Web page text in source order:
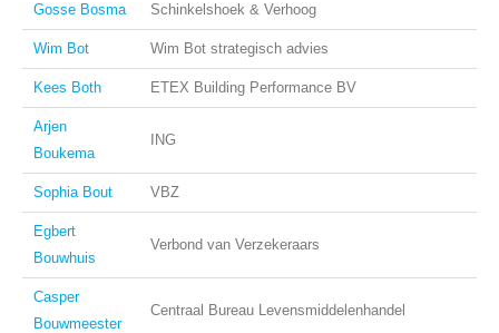
Gosse Bosma Schinkelshoek & Verhoog
Wim Bot Wim Bot strategisch advies
Kees Both ETEX Building Performance BV
Arjen
Boukema
ING
Sophia Bout VBZ
Egbert
Bouwhuis
Verbond van Verzekeraars
Casper
Bouwmeester
Centraal Bureau Levensmiddelenhandel